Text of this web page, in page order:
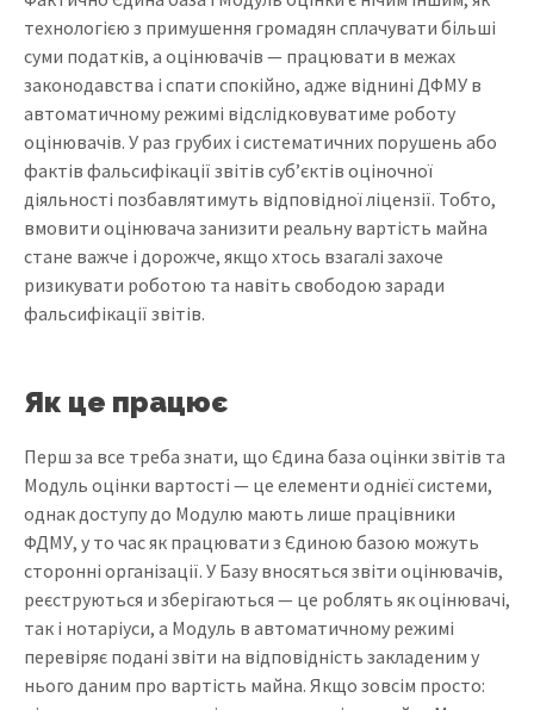
технологією з примушення громадян сплачувати більші
суми податків, а оцінювачів — працювати в межах
законодавства і спати спокійно, адже віднині ДФМУ в
автоматичному режимі відслідковуватиме роботу
оцінювачів. У раз грубих і систематичних порушень або
фактів фальсифікації звітів суб’єктів оціночної
діяльності позбавлятимуть відповідної ліцензії. Тобто,
вмовити оцінювача занизити реальну вартість майна
стане важче і дорожче, якщо хтось взагалі захоче
ризикувати роботою та навіть свободою заради
фальсифікації звітів.
Як це працює
Перш за все треба знати, що Єдина база оцінки звітів та
Модуль оцінки вартості — це елементи однієї системи,
однак доступу до Модулю мають лише працівники
ФДМУ, у то час як працювати з Єдиною базою можуть
сторонні організації. У Базу вносяться звіти оцінювачів,
реєструються и зберігаються — це роблять як оцінювачі,
так і нотаріуси, а Модуль в автоматичному режимі
перевіряє подані звіти на відповідність закладеним у
нього даним про вартість майна. Якщо зовсім просто: